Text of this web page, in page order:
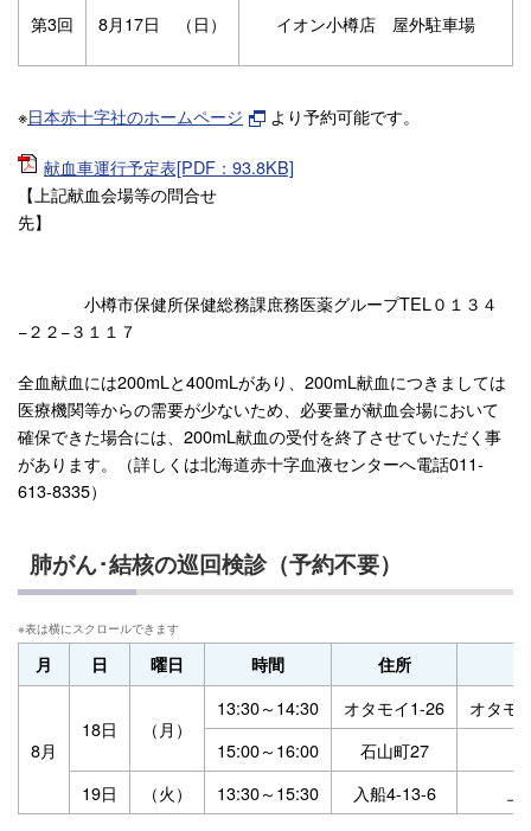
第3回 8月17日 （日） イオン小樽店 屋外駐車場
※日本赤十字社のホームページ より予約可能です。
献血車運行予定表[PDF：93.8KB]
【上記献血会場等の問合せ
先】
小樽市保健所保健総務課庶務医薬グループTEL０１３４
−２２−３１１７
全血献血には200mLと400mLがあり、200mL献血につきましては
医療機関等からの需要が少ないため、必要量が献血会場において
確保できた場合には、200mL献血の受付を終了させていただく事
があります。（詳しくは北海道赤十字血液センターへ電話011-
613-8335）
肺がん･結核の巡回検診（予約不要）
月 日 曜日 時間 住所
8月
18日 （月）
13:30～14:30 オタモイ1-26
オタモ
15:00～16:00
石山町27
19日
（火） 13:30～15:30 入船4-13-6